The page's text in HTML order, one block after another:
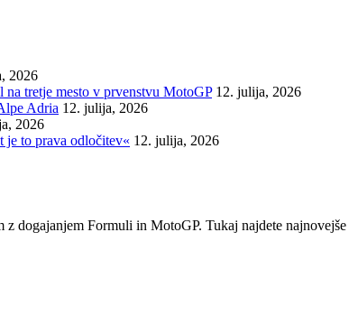
2026
tretje mesto v prvenstvu MotoGP 12. julija, 2026
Adria 12. julija, 2026
2026
je to prava odločitev« 12. julija, 2026
dogajanjem Formuli in MotoGP. Tukaj najdete